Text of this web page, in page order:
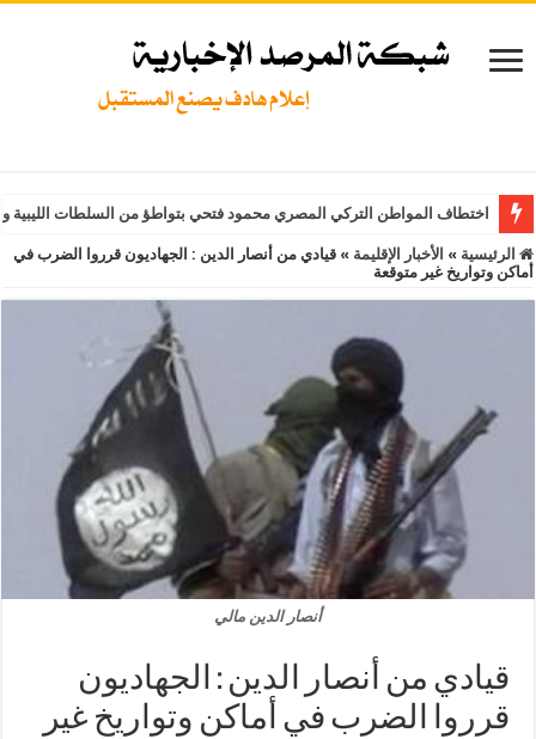
اختطاف المواطن التركي المصري محمود فتحي بتواطؤ من السلطات
الرئيسية » الأخبار الإقليمة » قيادي من أنصار الدين : الجهاديون قرروا الضرب في
أماكن وتواريخ غير متوقعة
أنصار الدين مالي
قيادي من أنصار الدين : الجهاديون
قرروا الضرب في أماكن وتواريخ غير